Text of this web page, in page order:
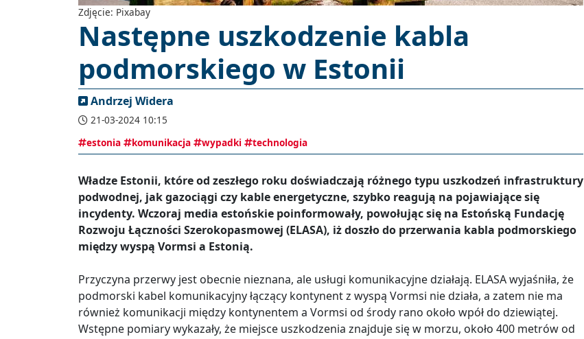
Zdjęcie: Pixabay
Następne uszkodzenie kabla
podmorskiego w Estonii
Andrzej Widera
21-03-2024 10:15
estonia
komunikacja wypadki technologia
Władze Estonii, które od zeszłego roku doświadczają różnego typu uszkodzeń infrastruktury
podwodnej, jak gazociągi czy kable energetyczne, szybko reagują na pojawiające się
incydenty. Wczoraj media estońskie poinformowały, powołując się na Estońską Fundację
Rozwoju Łączności Szerokopasmowej (ELASA), iż doszło do przerwania kabla podmorskiego
między wyspą Vormsi a Estonią.
Przyczyna przerwy jest obecnie nieznana, ale usługi komunikacyjne działają. ELASA wyjaśniła, że
podmorski kabel komunikacyjny łączący kontynent z wyspą Vormsi nie działa, a zatem nie ma
również komunikacji między kontynentem a Vormsi od środy rano około wpół do dziewiątej.
Wstępne pomiary wykazały, że miejsce uszkodzenia znajduje się w morzu, około 400 metrów od